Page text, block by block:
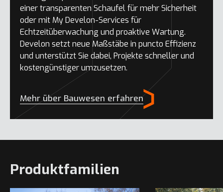
einer transparenten Schaufel für mehr Sicherheit
oder mit My Develon-Services für
Echtzeitüberwachung und proaktive Wartung.
Develon setzt neue Maßstäbe in puncto Effizienz
und unterstützt Sie dabei, Projekte schneller und
kostengünstiger umzusetzen.
Mehr über Bauwesen erfahren
Produktfamilien